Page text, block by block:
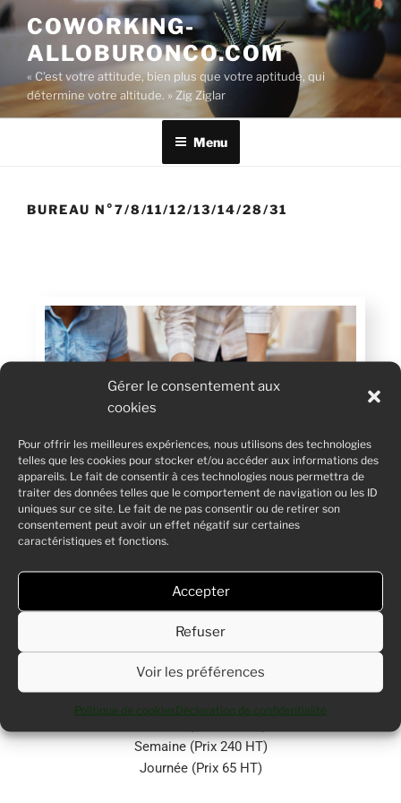
Gérer le consentement aux
cookies
Pour offrir les meilleures expériences, nous utilisons des technologies
telles que les cookies pour stocker et/ou accéder aux informations des
appareils. Le fait de consentir à ces technologies nous permettra de
traiter des données telles que le comportement de navigation ou les ID
uniques sur ce site. Le fait de ne pas consentir ou de retirer son
consentement peut avoir un effet négatif sur certaines
caractéristiques et fonctions.
Accepter
Refuser
Voir les préférences
Politique de cookiesDéclaration de confidentialité
COWORKING-
ALLOBURONCO.COM
« C’est votre attitude, bien plus que votre aptitude, qui
détermine votre altitude. » Zig Ziglar
Menu
BUREAU N°7/8/11/12/13/14/28/31
BUREAU PREMIUM
Semestre (4100 € HT)
Trimestre (2200 € HT)
Semaine (Prix 240 HT)
Journée (Prix 65 HT)